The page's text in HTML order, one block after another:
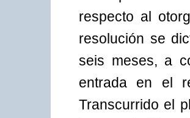
respecto al
resolución se
seis meses, a
entrada en el
Transcurrido el